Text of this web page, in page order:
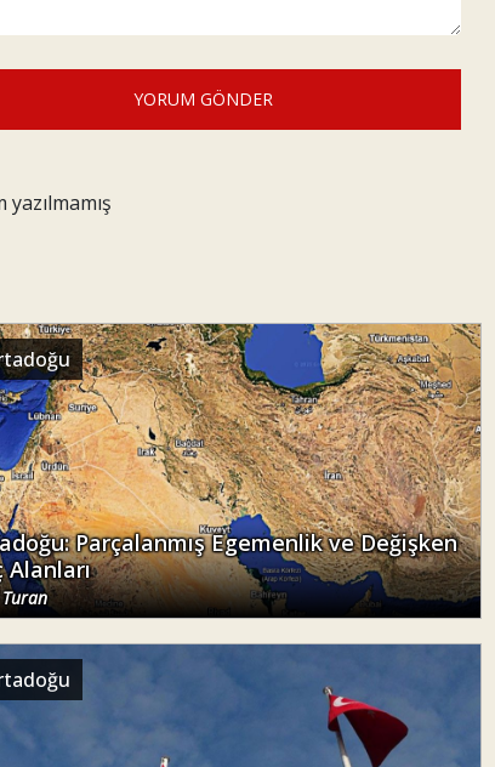
YORUM GÖNDER
Parçalanmış Egemenlik ve Değişken
Alanları